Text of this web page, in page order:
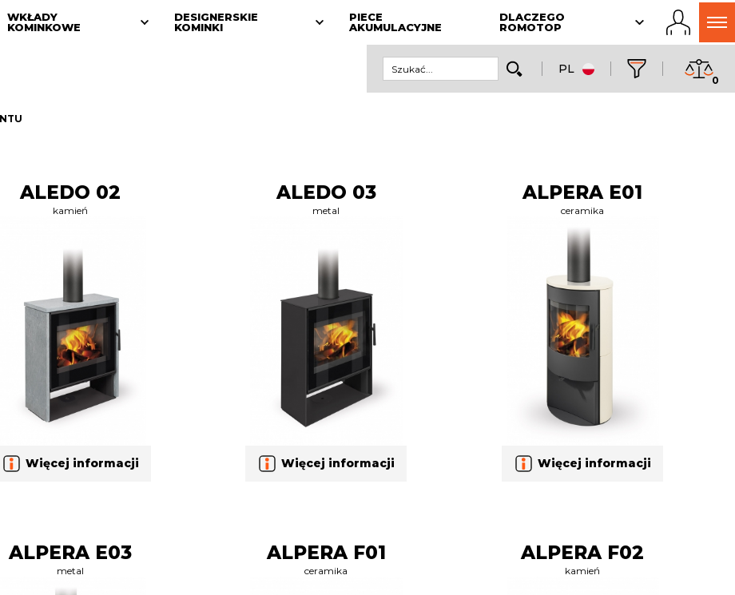
WKŁADY
KOMINKOWE
DESIGNERSKIE
KOMINKI
PIECE
AKUMULACYJNE
DLACZEGO
ROMOTOP
PL
0
ALEDO 02
kamień
Więcej informacji
ALEDO 03
metal
Więcej informacji
ALPERA E01
ceramika
Więcej informacji
ALPERA E03
metal
ALPERA F01
ceramika
ALPERA F02
kamień